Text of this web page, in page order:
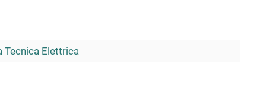
Tecnica Elettrica